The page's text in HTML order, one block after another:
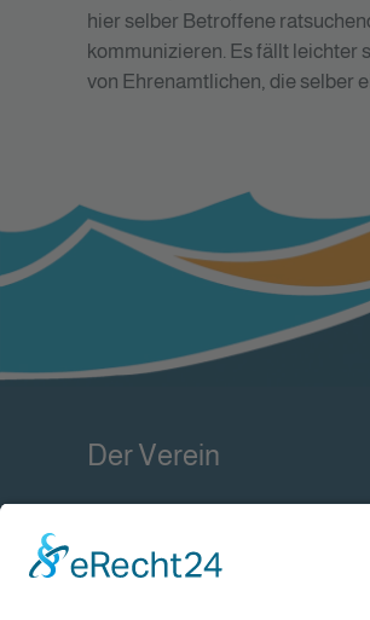
hier selber Betroffene
kommunizieren. Es fällt leichter
von Ehrenamtlichen, die selber
Der Verein
unabhängige Teilhabeberatung"